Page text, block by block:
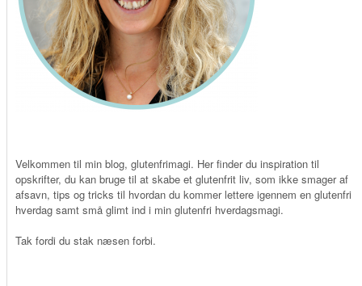
Velkommen til min blog, glutenfrimagi. Her finder du inspiration til
opskrifter, du kan bruge til at skabe et glutenfrit liv, som ikke smager af
afsavn, tips og tricks til hvordan du kommer lettere igennem en glutenfri
hverdag samt små glimt ind i min glutenfri hverdagsmagi.
Tak fordi du stak næsen forbi.